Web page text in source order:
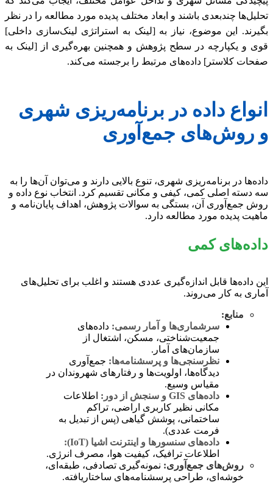
تحلیل‌ها چندبعدی باشند و ابعاد مختلف پدیده مورد مطالعه را در نظر
بگیرند. این موضوع، نیاز به [لینک به استراتژی لینک‌سازی داخلی]
قوی و یکپارچه در سطح پژوهش و همچنین بهره‌گیری از [لینک به
صفحات کلاستر] داده‌های مرتبط را برجسته می‌کند.
انواع داده در برنامه‌ریزی شهری
و روش‌های جمع‌آوری
داده‌ها در برنامه‌ریزی شهری، تنوع بالایی دارند و می‌توان آن‌ها را به
سه دسته اصلی کمی، کیفی و مکانی تقسیم کرد. انتخاب نوع داده و
روش جمع‌آوری آن، بستگی به سوالات پژوهش، اهداف پایان‌نامه و
ماهیت پدیده مورد مطالعه دارد.
داده‌های کمی
این داده‌ها قابل اندازه‌گیری عددی هستند و اغلب برای تحلیل‌های
آماری به کار می‌روند.
منابع:
سرشماری‌ها و آمار رسمی: داده‌های
جمعیت‌شناختی، مسکن، اشتغال از
سازمان‌های آمار.
نظرسنجی‌ها و پرسشنامه‌ها: جمع‌آوری
دیدگاه‌ها، اولویت‌ها و رفتارهای شهروندان در
مقیاس وسیع.
داده‌های GIS و سنجش از دور:
اطلاعات
مکانی نظیر کاربری اراضی، تراکم
ساختمانی، پوشش گیاهی (پس از تبدیل به
فرمت عددی).
داده‌های سنسورها و اینترنت اشیا (IoT):
اطلاعات ترافیک، کیفیت هوا، مصرف انرژی.
روش‌های جمع‌آوری: نمونه‌گیری تصادفی، طبقه‌ای،
خوشه‌ای، طراحی پرسشنامه‌های ساختاریافته.